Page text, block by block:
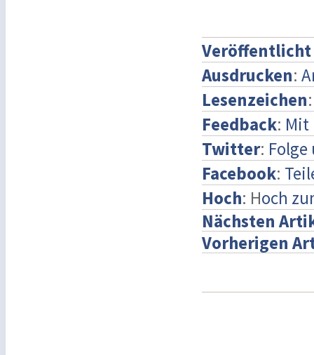
Veröffentlicht
Ausdrucken:
Lesenzeichen
Feedback: Mit
Twitter:
Facebook:
Hoch: Hoch
Nächsten
Vorherigen